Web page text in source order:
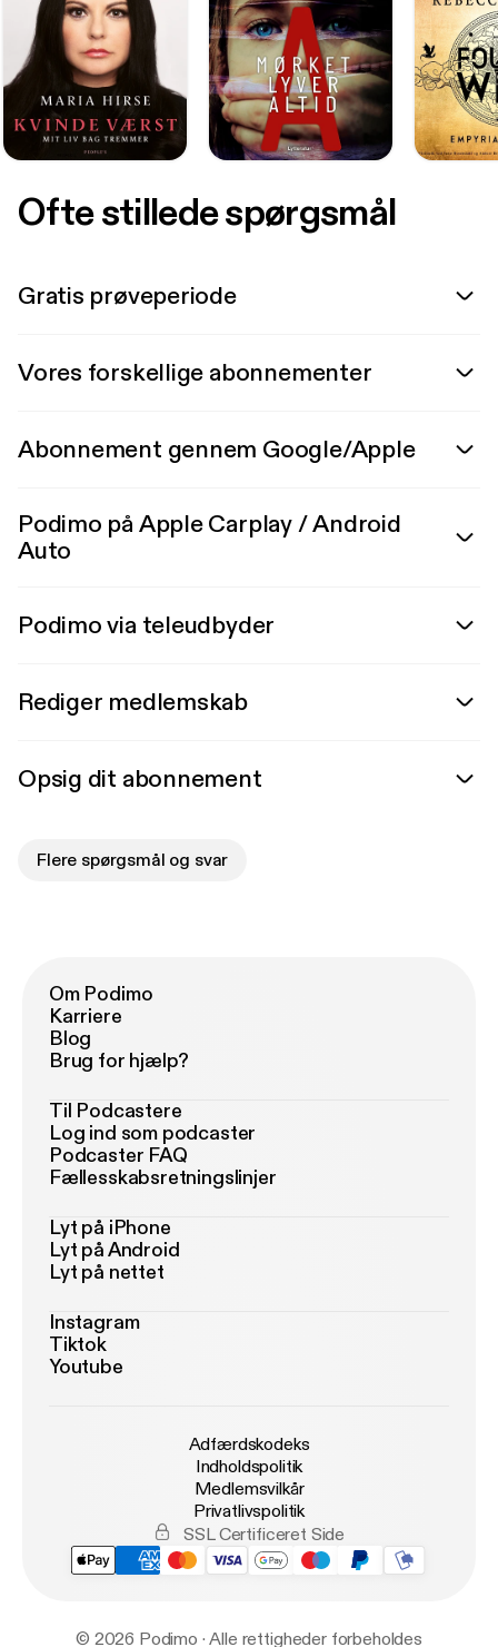
Ofte stillede spørgsmål
Gratis prøveperiode
Vores forskellige abonnementer
Abonnement gennem Google/Apple
Podimo på Apple Carplay / Android
Auto
Podimo via teleudbyder
Rediger medlemskab
Opsig dit abonnement
Flere spørgsmål og svar
Om Podimo
Karriere
Blog
Brug for hjælp?
Til Podcastere
Log ind som podcaster
Podcaster FAQ
Fællesskabsretningslinjer
Lyt på iPhone
Lyt på Android
Lyt på nettet
Instagram
Tiktok
Youtube
Adfærdskodeks
Indholdspolitik
Medlemsvilkår
Privatlivspolitik
SSL Certificeret Side
© 2026 Podimo · Alle rettigheder forbeholdes